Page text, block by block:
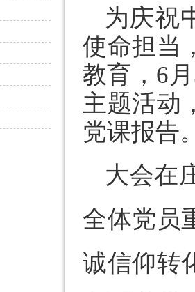
为庆祝
使命担当
教育，6
主题活动
党课报告
大会在
全体党员
诚信仰转